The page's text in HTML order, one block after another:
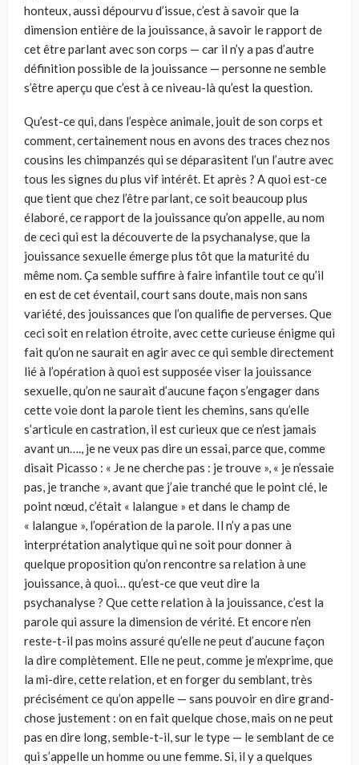
honteux, aussi dépourvu d’issue, c’est à savoir que la
dimension entière de la jouissance, à savoir le rapport de
cet être parlant avec son corps — car il n’y a pas d’autre
définition possible de la jouissance — personne ne semble
s’être aperçu que c’est à ce niveau-là qu’est la question.
Qu’est-ce qui, dans l’espèce animale, jouit de son corps et
comment, certainement nous en avons des traces chez nos
cousins les chimpanzés qui se déparasitent l’un l’autre avec
tous les signes du plus vif intérêt. Et après ? A quoi est-ce
que tient que chez l’être parlant, ce soit beaucoup plus
élaboré, ce rapport de la jouissance qu’on appelle, au nom
de ceci qui est la découverte de la psychanalyse, que la
jouissance sexuelle émerge plus tôt que la maturité du
même nom. Ça semble suffire à faire infantile tout ce qu’il
en est de cet éventail, court sans doute, mais non sans
variété, des jouissances que l’on qualifie de perverses. Que
ceci soit en relation étroite, avec cette curieuse énigme qui
fait qu’on ne saurait en agir avec ce qui semble directement
lié à l’opération à quoi est supposée viser la jouissance
sexuelle, qu’on ne saurait d’aucune façon s’engager dans
cette voie dont la parole tient les chemins, sans qu’elle
s’articule en castration, il est curieux que ce n’est jamais
avant un…., je ne veux pas dire un essai, parce que, comme
disait Picasso : « Je ne cherche pas : je trouve », « je n’essaie
pas, je tranche », avant que j’aie tranché que le point clé, le
point nœud, c’était « lalangue » et dans le champ de
« lalangue », l’opération de la parole. Il n’y a pas une
interprétation analytique qui ne soit pour donner à
quelque proposition qu’on rencontre sa relation à une
jouissance, à quoi… qu’est-ce que veut dire la
psychanalyse ? Que cette relation à la jouissance, c’est la
parole qui assure la dimension de vérité. Et encore n’en
reste-t-il pas moins assuré qu’elle ne peut d’aucune façon
la dire complètement. Elle ne peut, comme je m’exprime, que
la mi-dire, cette relation, et en forger du semblant, très
précisément ce qu’on appelle — sans pouvoir en dire grand-
chose justement : on en fait quelque chose, mais on ne peut
pas en dire long, semble-t-il, sur le type — le semblant de ce
qui s’appelle un homme ou une femme. Si, il y a quelques